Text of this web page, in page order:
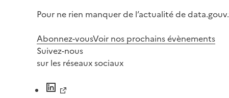
Pour ne rien manquer de l’actualité de
Abonnez-vousVoir nos prochains évènements
Suivez-nous
sur les réseaux sociaux